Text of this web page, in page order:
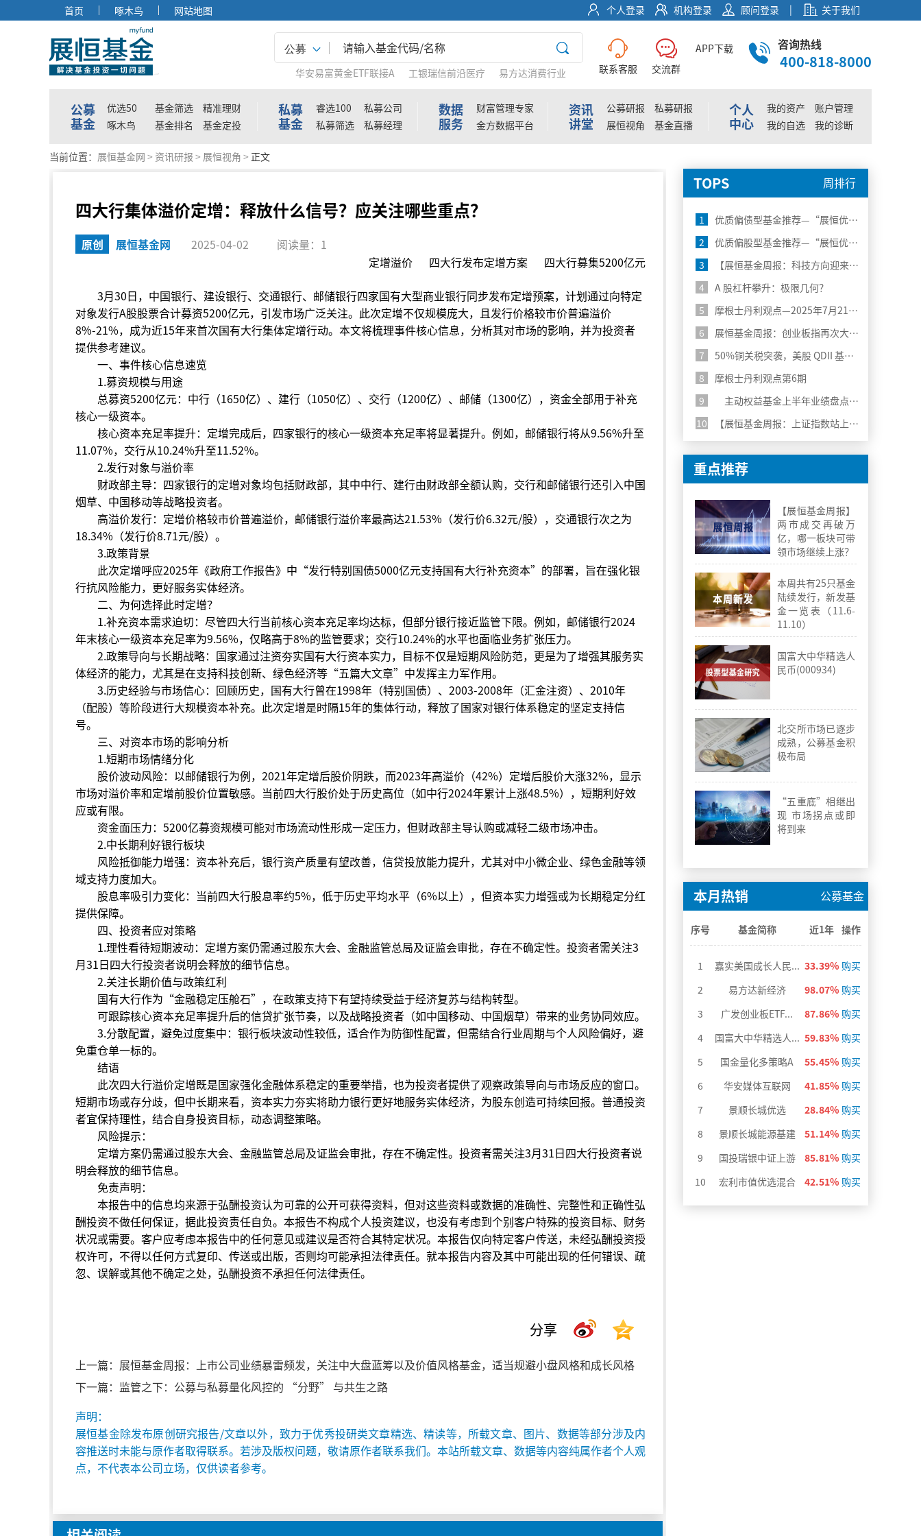
首页 啄木鸟 网站地图 个人登录 机构登录 顾问登录 | 关于我们
公募
华安易富黄金ETF联接A 工银瑞信前沿医疗 易方达消费行业 联系客服 交流群
APP下载 咨询热线
400-818-8000
公募
基金
优选50 基金筛选
精准理财
啄木鸟
基金排名 基金定投
私募
基金
睿选100
私募公司
私募筛选
私募经理
数据
服务
财富管理专家
金方数据平台
资讯
讲堂
公募研报
私募研报
展恒视角
基金直播
个人
中心
我的资产
账户管理
我的自选
我的诊断
当前位置： 展恒基金网 > 资讯研报 > 展恒视角 > 正文
四大行集体溢价定增：释放什么信号？应关注哪些重点？
原创 展恒基金网 2025-04-02
阅读量：1
定增溢价
四大行发布定增方案 四大行募集5200亿元
3月30日，中国银行、建设银行、交通银行、 邮储银行四家国有大型商业银行同步发布定增预案，计划通过向特定
对象发行A股股票合计募资5200亿元，引发市场广泛关注。此次定增不仅规模庞大，且发行价格较市价普遍溢价
8%-21%，成为近15年来首次国有大行集体定增行动。本文将梳理事件核心信息，分析其对市场的影响，并为投资者
提供参考建议。
一、事件核心信息速览
1.募资规模与用途
总募资5200亿元：中行（1650亿）、建行（1050亿）、交行（1200亿）、邮储（1300亿），资金全部用于补充
核心一级资本。
核心资本充足率提升：定增完成后，四家银行的核心一级资本充足率将显著提升。例如，邮储银行将从9.56%升至
11.07%，交行从10.24%升至11.52%。
2.发行对象与溢价率
财政部主导：四家银行的定增对象均包括财政部，其中中行、建行由财政部全额认购，交行和邮储银行还引入中国
烟草、中国移动等战略投资者。
高溢价发行：定增价格较市价普遍溢价，邮储银行溢价率最高达21.53%（发行价6.32元/股），交通银行次之为
18.34%（发行价8.71元/股）。
3.政策背景
此次定增呼应2025年《政府工作报告》中“发行特别国债5000亿元支持国有大行补充资本”的部署，旨在强化银
行抗风险能力，更好服务实体经济。
二、为何选择此时定增？
1.补充资本需求迫切：尽管四大行当前核心资本充足率均达标，但部分银行接近监管下限。例如，邮储银行2024
年末核心一级资本充足率为9.56%，仅略高于8%的监管要求；交行10.24%的水平也面临业务扩张压力。
2.政策导向与长期战略：国家通过注资夯实国有大行资本实力，目标不仅是短期风险防范，更是为了增强其服务实
体经济的能力，尤其是在支持科技创新、绿色经济等“五篇大文章”中发挥主力军作用。
3.历史经验与市场信心：回顾历史，国有大行曾在1998年（特别国债）、2003-2008年（汇金注资）、2010年
（配股）等阶段进行大规模资本补充。此次定增是时隔15年的集体行动，释放了国家对银行体系稳定的坚定支持信
号。
三、对资本市场的影响分析
1.短期市场情绪分化
股价波动风险：以邮储银行为例，2021年定增后股价阴跌，而2023年高溢价（42%）定增后股价大涨32%，显示
市场对溢价率和定增前股价位置敏感。当前四大行股价处于历史高位（如中行2024年累计上涨48.5%），短期利好效
应或有限。
资金面压力：5200亿募资规模可能对市场流动性形成一定压力，但财政部主导认购或减轻二级市场冲击。
2.中长期利好银行板块
风险抵御能力增强：资本补充后，银行资产质量有望改善，信贷投放能力提升，尤其对中小微企业、绿色金融等领
域支持力度加大。
股息率吸引力变化：当前四大行股息率约5%，低于历史平均水平（6%以上），但资本实力增强或为长期稳定分红
提供保障。
四、投资者应对策略
1.理性看待短期波动：定增方案仍需通过股东大会、金融监管总局及证监会审批，存在不确定性。投资者需关注3
月31日四大行投资者说明会释放的细节信息。
2.关注长期价值与政策红利
国有大行作为“金融稳定压舱石”，在政策支持下有望持续受益于经济复苏与结构转型。
可跟踪核心资本充足率提升后的信贷扩张节奏，以及战略投资者（如中国移动、中国烟草）带来的业务协同效应。
3.分散配置，避免过度集中：银行板块波动性较低，适合作为防御性配置，但需结合行业周期与个人风险偏好，避
免重仓单一标的。
结语
此次四大行溢价定增既是国家强化金融体系稳定的重要举措，也为投资者提供了观察政策导向与市场反应的窗口。
短期市场或存分歧，但中长期来看，资本实力夯实将助力银行更好地服务实体经济，为股东创造可持续回报。普通投资
者宜保持理性，结合自身投资目标，动态调整策略。
风险提示：
定增方案仍需通过股东大会、金融监管总局及证监会审批，存在不确定性。投资者需关注3月31日四大行投资者说
明会释放的细节信息。
免责声明：
本报告中的信息均来源于弘酬投资认为可靠的公开可获得资料，但对这些资料或数据的准确性、完整性和正确性弘
酬投资不做任何保证，据此投资责任自负。本报告不构成个人投资建议，也没有考虑到个别客户特殊的投资目标、财务
状况或需要。客户应考虑本报告中的任何意见或建议是否符合其特定状况。本报告仅向特定客户传送，未经弘酬投资授
权许可，不得以任何方式复印、传送或出版，否则均可能承担法律责任。就本报告内容及其中可能出现的任何错误、疏
忽、误解或其他不确定之处，弘酬投资不承担任何法律责任。
分享
上一篇： 展恒基金周报：上市公司业绩暴雷频发，关注中大盘蓝筹以及价值风格基金，适当规避小盘风格和成长风格
下一篇： 监管之下：公募与私募量化风控的 “分野” 与共生之路
声明：
展恒基金除发布原创研究报告/文章以外，致力于优秀投研类文章精选、精读等，所载文章、图片、数据等部分涉及内
容推送时未能与原作者取得联系。若涉及版权问题，敬请原作者联系我们。本站所载文章、数据等内容纯属作者个人观
点，不代表本公司立场，仅供读者参考。
TOPS 周排行
1
优质偏债型基金推荐—“展恒优选50”8月榜单
2
优质偏股型基金推荐—“展恒优选50”8月榜单
3
【展恒基金周报：科技方向迎来大涨，下一步关注什么？】
4
A 股杠杆攀升：极限几何？
5
摩根士丹利观点—2025年7月21日第7期
6
展恒基金周报：创业板指再次大涨超3%，继续关注科技行业
7
50%铜关税突袭，美股 QDII 基金风险警报拉响
8
摩根士丹利观点第6期
9
主动权益基金上半年业绩盘点：分化中寻找机遇
10
【展恒基金周报：上证指数站上3500，科技行业持续走强】
重点推荐
【展恒基金周报】
两市成交再破万
亿，哪一板块可带
领市场继续上涨？
本周共有25只基金
陆续发行，新发基
金一览表（11.6-
11.10）
国富大中华精选人
民币(000934)
北交所市场已逐步
成熟，公募基金积
极布局
“五重底”相继出
现 市场拐点或即
将到来
本月热销 公募基金
序号 基金简称 近1年 操作
1 嘉实美国成长人民... 33.39% 购买
2
易方达新经济 98.07% 购买
3
广发创业板ETF... 87.86% 购买
4
国富大中华精选人... 59.83% 购买
5
国金量化多策略A 55.45% 购买
6
华安媒体互联网 41.85% 购买
7
景顺长城优选 28.84% 购买
8
景顺长城能源基建 51.14% 购买
9
国投瑞银中证上游 85.81% 购买
10
宏利市值优选混合 42.51% 购买